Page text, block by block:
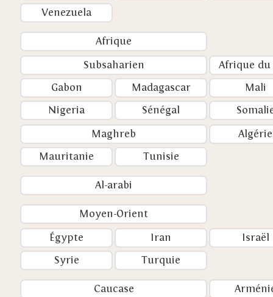
Venezuela
Afrique
Subsaharien
Afrique du
Gabon
Madagascar
Mali
Nigeria
Sénégal
Maghreb
Algérie
Mauritanie
Tunisie
Al-arabi
Moyen-Orient
Égypte
Iran
Israël
Syrie
Turquie
Caucase